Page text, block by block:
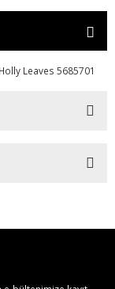
Leaves 5685701